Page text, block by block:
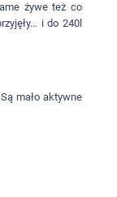
żywe też co
i do 240l
mało aktywne